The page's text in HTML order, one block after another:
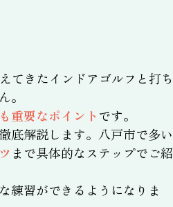
てきたインドアゴルフと打ち
。
重要なポイント です。
底解説します。八戸市で多い
まで具体的なステップでご紹
練習ができるようになりま